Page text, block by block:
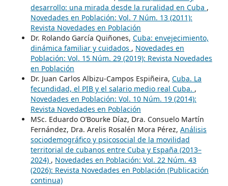
desarrollo: una mirada desde la ruralidad en Cuba ,
Novedades en Población: Vol. 7 Núm. 13 (2011):
Revista Novedades en Población
Dr. Rolando García Quiñones, Cuba: envejecimiento,
dinámica familiar y cuidados , Novedades en
Población: Vol. 15 Núm. 29 (2019): Revista Novedades
en Población
Dr. Juan Carlos Albizu-Campos Espiñeira, Cuba. La
fecundidad, el PIB y el salario medio real Cuba. ,
Novedades en Población: Vol. 10 Núm. 19 (2014):
Revista Novedades en Población
MSc. Eduardo O’Bourke Díaz, Dra. Consuelo Martín
Fernández, Dra. Arelis Rosalén Mora Pérez, Análisis
sociodemográfico y psicosocial de la movilidad
territorial de cubanos entre Cuba y España (2013–
2024) , Novedades en Población: Vol. 22 Núm. 43
(2026): Revista Novedades en Población (Publicación
continua)